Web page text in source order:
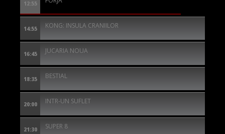
12:55
14:55 KONG: INSULA CRANIILOR
16:45 JUCARIA NOUA
18:35 BESTIAL
20:00 INTR-UN SUFLET
21:30 SUPER 8